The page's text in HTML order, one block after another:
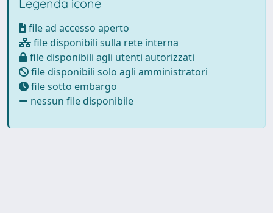
Legenda icone
file ad accesso aperto
file disponibili sulla rete interna
file disponibili agli utenti autorizzati
file disponibili solo agli amministratori
file sotto embargo
nessun file disponibile